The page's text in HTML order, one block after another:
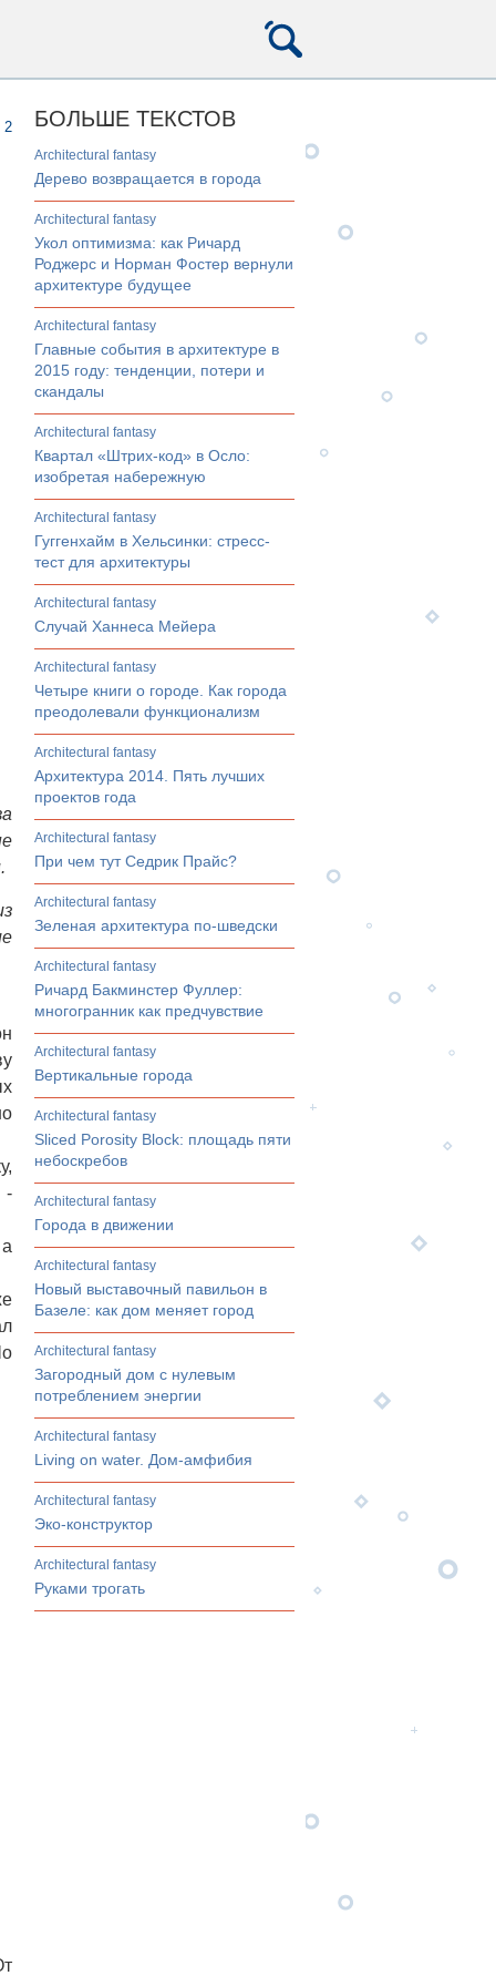
2
-
БОЛЬШЕ ТЕКСТОВ
architectural fantasy
Дерево возвращается в города
architectural fantasy
Укол оптимизма: как Ричард
Роджерс и Норман Фостер вернули
архитектуре будущее
architectural fantasy
Главные события в архитектуре в
2015 году: тенденции, потери и
скандалы
architectural fantasy
Квартал «Штрих-код» в Осло:
изобретая набережную
architectural fantasy
Гуггенхайм в Хельсинки: стресс-
тест для архитектуры
architectural fantasy
Случай Ханнеса Мейера
architectural fantasy
Четыре книги о городе. Как города
преодолевали функционализм
architectural fantasy
Архитектура 2014. Пять лучших
проектов года
architectural fantasy
При чем тут Седрик Прайс?
architectural fantasy
Зеленая архитектура по-шведски
architectural fantasy
Ричард Бакминстер Фуллер:
многогранник как предчувствие
architectural fantasy
Вертикальные города
architectural fantasy
Sliced Porosity Block: площадь пяти
небоскребов
architectural fantasy
Города в движении
architectural fantasy
Новый выставочный павильон в
Базеле: как дом меняет город
architectural fantasy
Загородный дом с нулевым
потреблением энергии
architectural fantasy
Living on water. Дом-амфибия
architectural fantasy
Эко-конструктор
architectural fantasy
Руками трогать